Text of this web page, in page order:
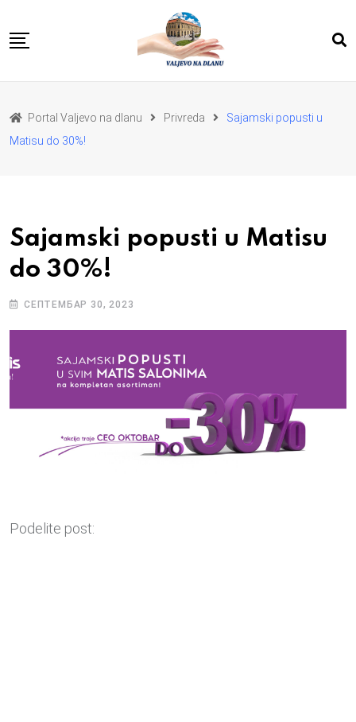
to
REGION
PRIVREDA
POLITIKA
O NAMA
Portal Valjevo na dlanu Privreda
Sajamski popusti u
Matisu do 30%!
Sajamski popusti u Matisu
do 30%!
СЕПТЕМБАР 30, 2023
Podelite post: